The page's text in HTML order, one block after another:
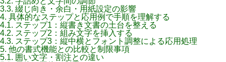
3.3. 綴じ向き・余白・用紙設定の影響
4. 具体的なステップと応用例で手順を理解する
4.1. ステップ1：縦書き文書の土台を整える
4.2. ステップ2：組み文字を挿入する
4.3. ステップ3：縦中横とフォント調整による応用処理
5. 他の書式機能との比較と制限事項
5.1. 囲い文字・割注との違い